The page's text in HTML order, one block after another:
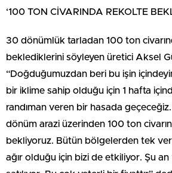
‘100 TON CİVARINDA REKOLTE
30 dönümlük tarladan 100 ton
beklediklerini söyleyen üretici Aksel
“Doğduğumuzdan beri bu işin
bir iklime sahip olduğu için 1 hafta
randıman veren bir hasada
dönüm arazi üzerinden 100 ton
bekliyoruz. Bütün bölgelerden tek
ağır olduğu için bizi de etkiliyor. Şu an